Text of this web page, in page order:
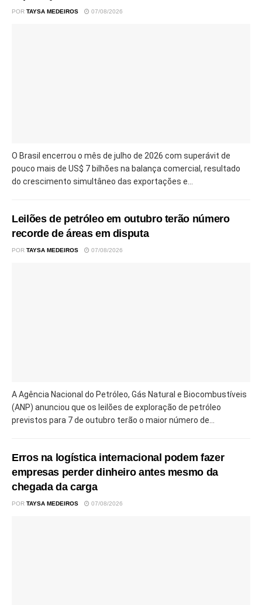
POR TAYSA MEDEIROS 07/08/2026
O Brasil encerrou o mês de julho de 2026 com superávit de
pouco mais de US$ 7 bilhões na balança comercial, resultado
do crescimento simultâneo das exportações e...
Leilões de petróleo em outubro terão número
recorde de áreas em disputa
POR TAYSA MEDEIROS 07/08/2026
A Agência Nacional do Petróleo, Gás Natural e Biocombustíveis
(ANP) anunciou que os leilões de exploração de petróleo
previstos para 7 de outubro terão o maior número de...
Erros na logística internacional podem fazer
empresas perder dinheiro antes mesmo da
chegada da carga
POR TAYSA MEDEIROS 07/08/2026